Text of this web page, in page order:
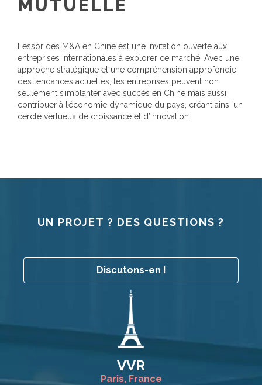
MUTUELLE
L’essor des M&A en Chine est une invitation ouverte aux
entreprises internationales à explorer ce marché. Avec une
approche stratégique et une compréhension approfondie
des tendances actuelles, les entreprises peuvent non
seulement s’implanter avec succès en Chine mais aussi
contribuer à l’économie dynamique du pays, créant ainsi un
cercle vertueux de croissance et d’innovation.
UN PROJET ? DES QUESTIONS ?
Discutons-en !
VVR
Paris, France